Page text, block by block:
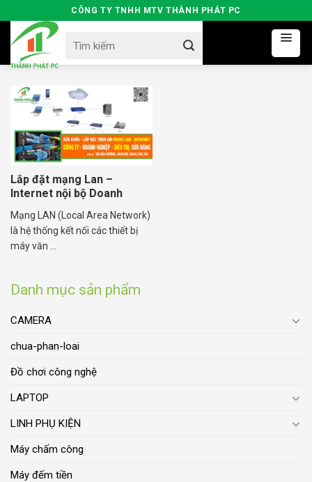
to
content
CÔNG TY TNHH MTV THÀNH PHÁT PC
for:
Danh mục sản phẩm
CAMERA
chua-phan-loai
Đồ chơi công nghệ
LAPTOP
LINH PHỤ KIỆN
Máy chấm công
Máy đếm tiền
Lắp đặt mạng Lan –
Internet nội bộ Doanh
Nghiệp Tại Hải Dương
Mạng LAN (Local Area Network)
là hệ thống kết nối các thiết bị
máy văn ...